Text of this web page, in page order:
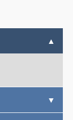
▲
▼